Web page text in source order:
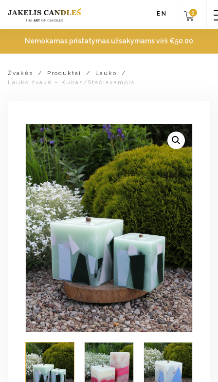
Nemokamas pristatymas užsakymams virš €50.00
EN 0
Žvakės / Produktai / Lauko
/
Lauko žvakė – Kubas/Stačiakampis